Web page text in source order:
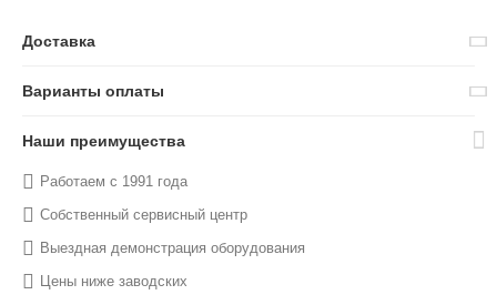
Доставка
Варианты оплаты
Наши преимущества
Работаем с 1991 года
Собственный сервисный центр
Выездная демонстрация оборудования
Цены ниже заводских